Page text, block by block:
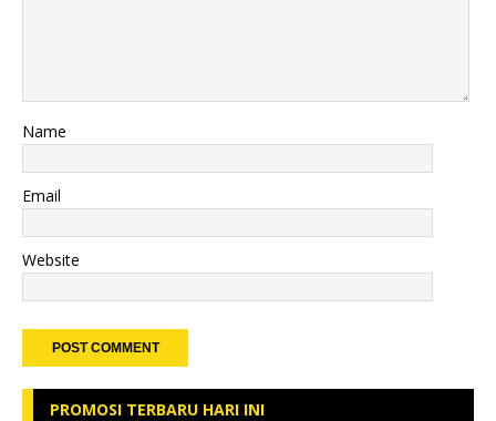
Name
Email
Website
PROMOSI TERBARU HARI INI